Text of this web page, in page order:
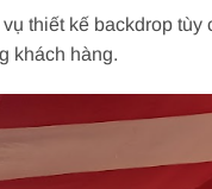
thiết kế backdrop
khách hàng.